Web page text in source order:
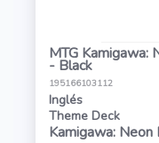
MTG Kamigawa:
- Black
195166103112
Inglés
Theme Deck
Kamigawa: Neon